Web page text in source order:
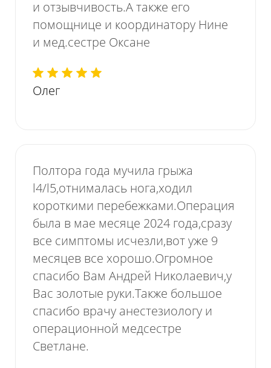
и отзывчивость.А также его
помощнице и координатору Нине
и мед.сестре Оксане
Олег
Полтора года мучила грыжа
l4/l5,отнималась нога,ходил
короткими перебежками.Операция
была в мае месяце 2024 года,сразу
все симптомы исчезли,вот уже 9
месяцев все хорошо.Огромное
спасибо Вам Андрей Николаевич,у
Вас золотые руки.Также большое
спасибо врачу анестезиологу и
операционной медсестре
Светлане.